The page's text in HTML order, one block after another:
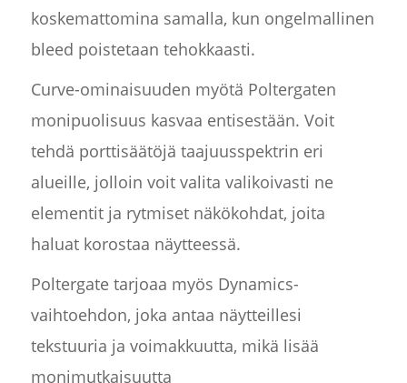
koskemattomina samalla, kun ongelmallinen
bleed poistetaan tehokkaasti.
Curve-ominaisuuden myötä Poltergaten
monipuolisuus kasvaa entisestään. Voit
tehdä porttisäätöjä taajuusspektrin eri
alueille, jolloin voit valita valikoivasti ne
elementit ja rytmiset näkökohdat, joita
haluat korostaa näytteessä.
Poltergate tarjoaa myös Dynamics-
vaihtoehdon, joka antaa näytteillesi
tekstuuria ja voimakkuutta, mikä lisää
monimutkaisuutta